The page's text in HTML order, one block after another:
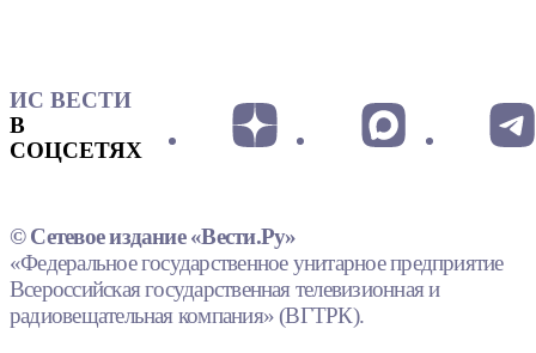
ИС ВЕСТИ
В
СОЦСЕТЯХ
© Сетевое издание «Вести.Ру»
«Федеральное государственное унитарное предприятие
Всероссийская государственная телевизионная и
радиовещательная компания» (ВГТРК).